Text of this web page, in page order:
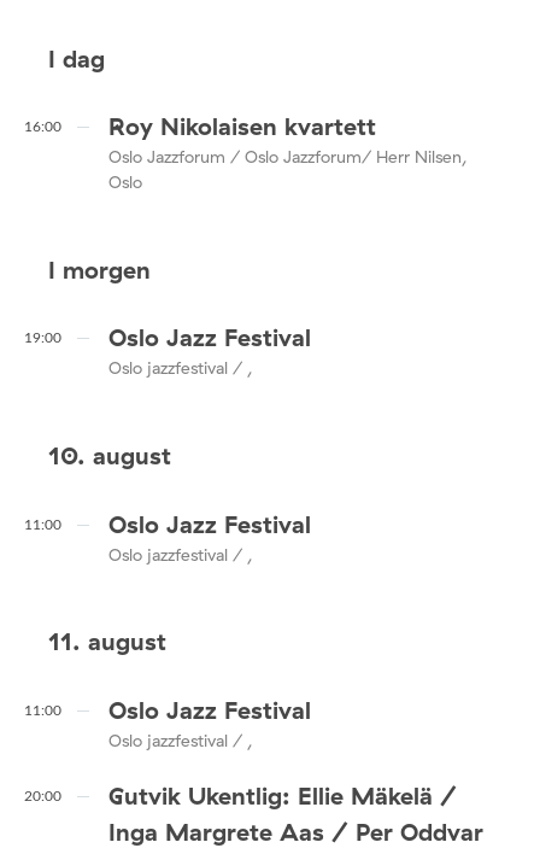
I dag
16:00 Roy Nikolaisen kvartett
Oslo Jazzforum / Oslo Jazzforum/ Herr Nilsen,
Oslo
I morgen
19:00 Oslo Jazz Festival
Oslo jazzfestival / ,
10. august
11:00 Oslo Jazz Festival
Oslo jazzfestival / ,
11. august
11:00 Oslo Jazz Festival
Oslo jazzfestival / ,
20:00
Gutvik Ukentlig: Ellie Mäkelä /
Inga Margrete Aas / Per Oddvar